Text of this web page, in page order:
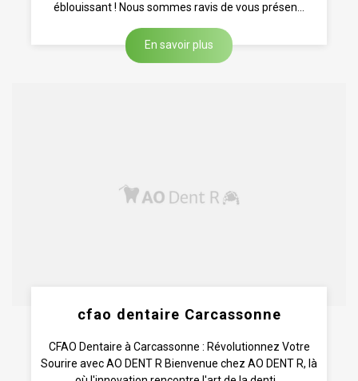
éblouissant ! Nous sommes ravis de vous présen...
En savoir plus
cfao dentaire Carcassonne
CFAO Dentaire à Carcassonne : Révolutionnez Votre
Sourire avec AO DENT R Bienvenue chez AO DENT R, là